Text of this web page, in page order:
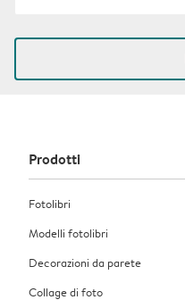
Prodotti
Fotolibri
Modelli fotolibri
Decorazioni da parete
Collage di foto